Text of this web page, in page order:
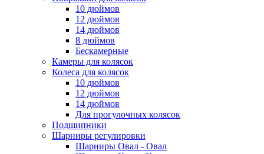
10 дюймов
12 дюймов
14 дюймов
8 дюймов
Бескамерные
Камеры для колясок
Колеса для колясок
10 дюймов
12 дюймов
14 дюймов
Для прогулочных колясок
Подшипники
Шарниры регулировки
Шарниры Овал - Овал